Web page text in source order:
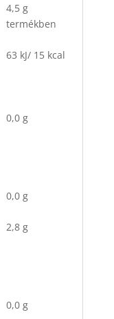
4,5 g
termékben
63 kJ/ 15 kcal
0,0 g
0,0 g
2,8 g
0,0 g